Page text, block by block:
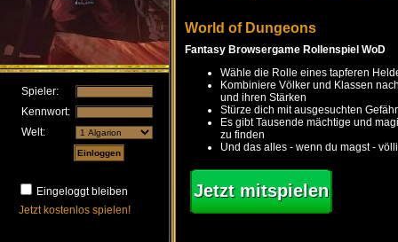
Spieler:
Kennwort:
Welt:
Eingeloggt bleiben
Jetzt kostenlos spielen!
World of Dungeons
Fantasy Browsergame Rollenspiel WoD
Wähle die Rolle eines tapferen
Kombiniere Völker und Klassen
und ihren Stärken
Stürze dich mit ausgesuchten
Es gibt Tausende mächtige und
zu finden
Und das alles - wenn du magst -
Jetzt mitspielen